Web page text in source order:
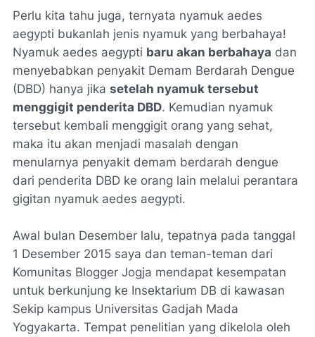
Perlu kita tahu juga, ternyata nyamuk aedes
aegypti bukanlah jenis nyamuk yang berbahaya!
Nyamuk aedes aegypti baru akan berbahaya dan
menyebabkan penyakit Demam Berdarah Dengue
(DBD) hanya jika setelah nyamuk tersebut
menggigit penderita DBD. Kemudian nyamuk
tersebut kembali menggigit orang yang sehat,
maka itu akan menjadi masalah dengan
menularnya penyakit demam berdarah dengue
dari penderita DBD ke orang lain melalui perantara
gigitan nyamuk aedes aegypti.
Awal bulan Desember lalu, tepatnya pada tanggal
1 Desember 2015 saya dan teman-teman dari
Komunitas Blogger Jogja mendapat kesempatan
untuk berkunjung ke Insektarium DB di kawasan
Sekip kampus Universitas Gadjah Mada
Yogyakarta. Tempat penelitian yang dikelola oleh